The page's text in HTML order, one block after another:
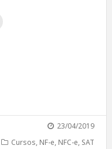
23/04/2019
Cursos, NF-e, NFC-e, SAT